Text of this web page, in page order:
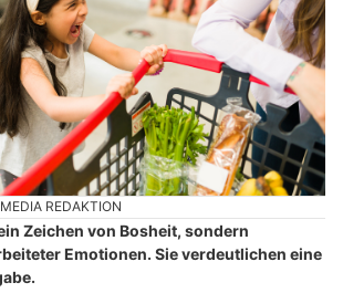
REDAKTION
Zeichen von Bosheit, sondern
Emotionen. Sie verdeutlichen eine